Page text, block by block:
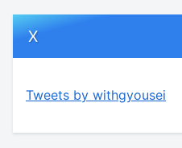
X
Tweets by withgyousei